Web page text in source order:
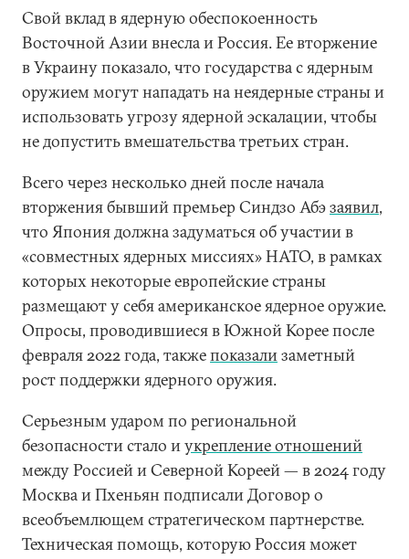
Свой вклад в ядерную обеспокоенность
Восточной Азии внесла и Россия. Ее вторжение
в Украину показало, что государства с ядерным
оружием могут нападать на неядерные страны и
использовать угрозу ядерной эскалации, чтобы
не допустить вмешательства третьих стран.
Всего через несколько дней после начала
вторжения бывший премьер Синдзо Абэзаявил,
что Япония должна задуматься об участии в
«совместных ядерных миссиях» НАТО, в рамках
которых некоторые европейские страны
размещают у себя американское ядерное оружие.
Опросы, проводившиеся в Южной Корее после
февраля 2022 года, такжепоказализаметный
рост поддержки ядерного оружия.
Серьезным ударом по региональной
безопасности стало иукрепление отношений
между Россией и Северной Кореей — в 2024 году
Москва и Пхеньян подписали Договор о
всеобъемлющем стратегическом партнерстве.
Техническая помощь, которую Россия может